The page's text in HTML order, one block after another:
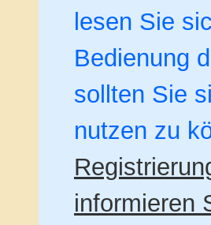
lesen Sie
Bedienung
sollten Sie
nutzen zu
informieren